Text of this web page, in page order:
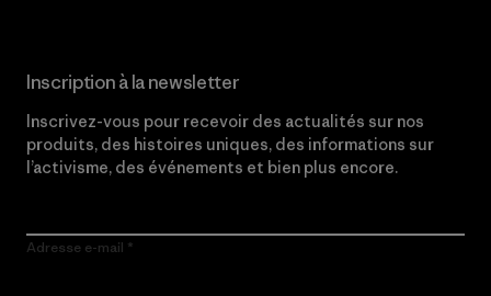
Inscription à la newsletter
Inscrivez-vous pour recevoir des actualités sur nos
produits, des histoires uniques, des informations sur
l’activisme, des événements et bien plus encore.
Adresse e-mail